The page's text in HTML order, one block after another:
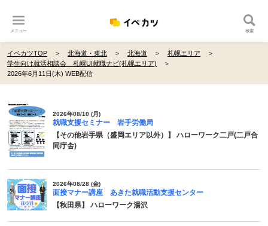
メニュー 検索
イベカツTOP 北海道・東北 北海道
札幌エリア
学生向け就活相談会 札幌UI就職ナビ(札幌エリア)
2026年6月11日(木) WEB配信
2026年08/10 (月)
就職支援セミナー 岩手労働局
【その他岩手県（盛岡エリア以外）】 ハローワーク二戸(二戸合
同庁舎)
2026年08/28 (金)
面接マナー講座 あきた就職活動支援センター
【秋田県】 ハローワーク湯沢